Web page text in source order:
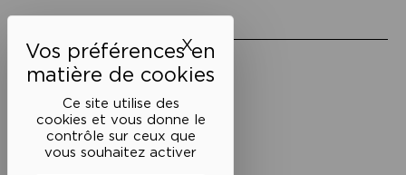
Ce site utilise des
cookies et vous donne le
contrôle sur ceux que
vous souhaitez activer
XMasquer le bandeau des
Mentions légales
Politique de confidentialité
Conditions générales de vente
Cookies